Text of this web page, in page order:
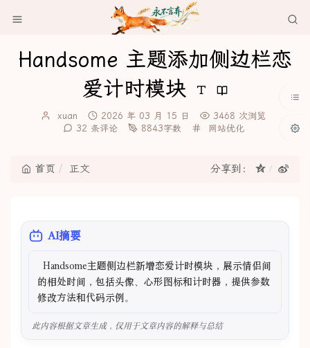
Handsome 主题添加侧边栏恋
爱计时模块
博
主：
xuan
发
布
2026 年 03 月 15 日
3468 次浏览
32 条评论
8843字数
分网站优化
首页 正文 分享到：
AI摘要
的相处时间，包括头像、心形图标和计时器，提供参数
修改方法和代码示例。
此内容根据文章生成，仅用于文章内容的解释与总结